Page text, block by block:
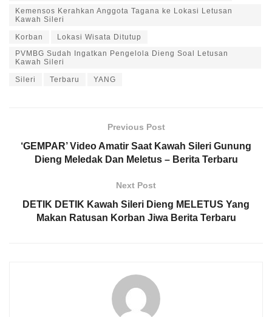
Kemensos Kerahkan Anggota Tagana ke Lokasi Letusan
Kawah Sileri
Korban
Lokasi Wisata Ditutup
PVMBG Sudah Ingatkan Pengelola Dieng Soal Letusan
Kawah Sileri
Sileri Terbaru YANG
Previous Post
‘GEMPAR’ Video Amatir Saat Kawah Sileri Gunung
Dieng Meledak Dan Meletus – Berita Terbaru
Next Post
DETIK DETIK Kawah Sileri Dieng MELETUS Yang
Makan Ratusan Korban Jiwa Berita Terbaru